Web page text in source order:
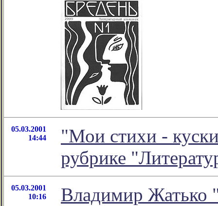
05.03.2001
14:44
"Мои стихи -
рубрике
05.03.2001
10:16
Владимир Жатько